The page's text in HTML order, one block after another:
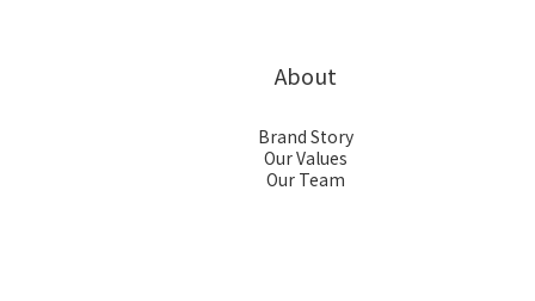
About
Brand Story
Our Values
Our Team